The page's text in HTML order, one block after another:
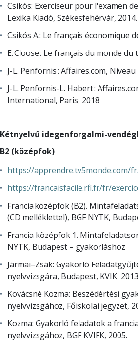
Csikós: Exerciseur pour l'examen
Lexika Kiadó, Székesfehérvár, 2014.
Csikós A.: Le français économique
E. Cloose : Le français du monde
J-L. Penfornis : Affaires.com,
J-L. Penfornis-L. Habert :
International, Paris, 2018
Kétnyelvű idegenforgalmi-
B2 (középfok)
https://apprendre.tv5monde.com/
https://francaisfacile.rfi.fr/fr/
Francia középfok (B2).
(CD melléklettel), BGF NYTK,
Francia középfok 1.
NYTK, Budapest – gyakorláshoz
Jármai–Zsák: Gyakorló
nyelvvizsgára, Budapest, KVIK,
Kovácsné Kozma: Beszédértési
nyelvvizsgához, Főiskolai jegyzet,
Kozma: Gyakorló feladatok a
nyelvvizsgához, BGF KVIFK, 2005.